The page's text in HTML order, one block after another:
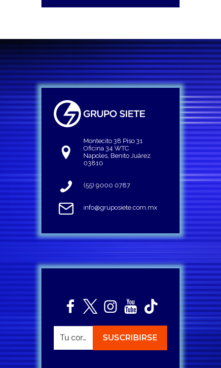
Montecito 38 Piso 31
Oficina 34 WTC
Napoles, Benito Juárez
03810
(55) 9000 0787
info@gruposiete.com.mx